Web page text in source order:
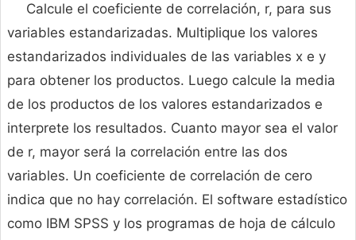
Calcule el coeficiente de correlación, r, para sus
variables estandarizadas. Multiplique los valores
estandarizados individuales de las variables x e y
para obtener los productos. Luego calcule la media
de los productos de los valores estandarizados e
interprete los resultados. Cuanto mayor sea el valor
de r, mayor será la correlación entre las dos
variables. Un coeficiente de correlación de cero
indica que no hay correlación. El software estadístico
como IBM SPSS y los programas de hoja de cálculo